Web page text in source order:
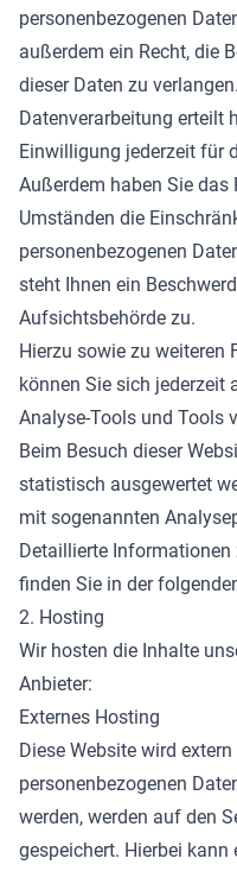
personenbezogenen
außerdem ein Recht, die
dieser Daten zu
Datenverarbeitung erteilt
Einwilligung jederzeit für
Außerdem haben Sie das
Umständen die
personenbezogenen
steht Ihnen ein
Aufsichtsbehörde zu.
Hierzu sowie zu weiteren
können Sie sich jederzeit
Analyse-Tools und Tools
Beim Besuch dieser
statistisch ausgewertet
mit sogenannten
Detaillierte
finden Sie in der
2. Hosting
Wir hosten die Inhalte
Anbieter:
Externes Hosting
Diese Website wird
personenbezogenen
werden, werden auf den
gespeichert. Hierbei kann